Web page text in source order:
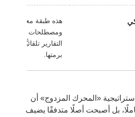
ومصطلحات الأعمال
التقارير تلقائيًّا إلى
برمتها.
«المحرك المزدوج» أن
خاملًا، بل أصبحت أصلًا متدفقًا يضيف